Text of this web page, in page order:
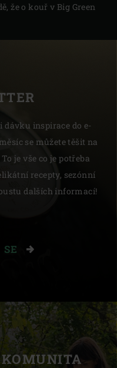
že o kouř v Big Green
dávku inspirace do e-
se můžete těšit na
je vše co je potřeba
recepty, sezónní
dalších informací!
KOMUNITA